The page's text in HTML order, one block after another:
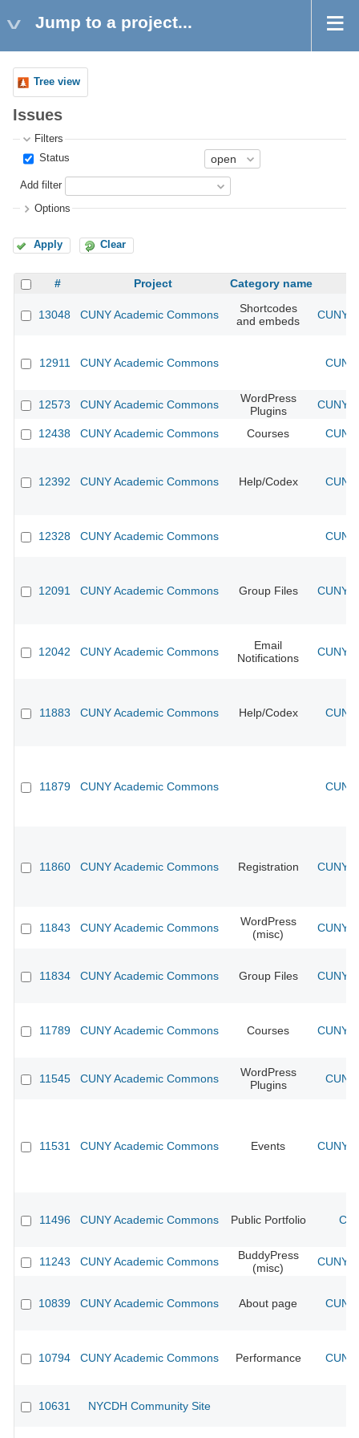
Jump to a project...
Tree view
Issues
Filters
Status
Add filter
Options
Apply Clear
# Project Category name
13048 CUNY Academic Commons
Shortcodes
and embeds
CUNY
12911 CUNY Academic Commons
12573 CUNY Academic Commons
WordPress
Plugins
CUNY
12438 CUNY Academic Commons Courses
12392 CUNY Academic Commons Help/Codex
12328 CUNY Academic Commons
12091 CUNY Academic Commons Group Files CUNY
12042 CUNY Academic Commons
Email
Notifications
CUNY
11883 CUNY Academic Commons Help/Codex
11879 CUNY Academic Commons
11860 CUNY Academic Commons Registration CUNY
11843 CUNY Academic Commons
WordPress
(misc)
CUNY
11834 CUNY Academic Commons Group Files CUNY
11789 CUNY Academic Commons Courses CUNY
11545 CUNY Academic Commons
WordPress
Plugins
11531 CUNY Academic Commons Events CUNY
11496 CUNY Academic Commons Public Portfolio
11243 CUNY Academic Commons
BuddyPress
(misc)
CUNY
10839 CUNY Academic Commons About page
10794 CUNY Academic Commons Performance
10631 NYCDH Community Site